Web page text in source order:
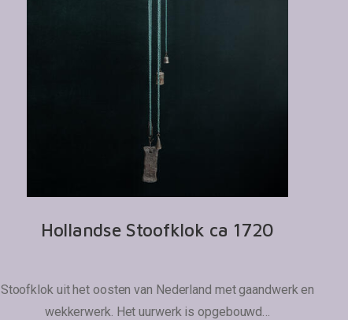
Hollandse Stoofklok ca 1720
Stoofklok uit het oosten van Nederland met gaandwerk en
wekkerwerk. Het uurwerk is opgebouwd…